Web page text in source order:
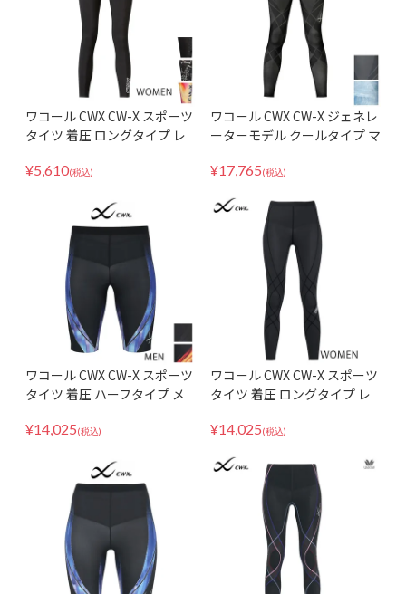
ワコール CWX CW-X スポーツ
タイツ 着圧 ロングタイプ レ
CY299
¥5,610(税込)
ワコール CWX CW-X ジェネレ
ーターモデル クールタイプ マ
O779
¥17,765(税込)
ワコール CWX CW-X スポーツ
タイツ 着圧 ハーフタイプ メ
モデル 2.0 HZO695 下半身サ
¥14,025(税込)
ワコール CWX CW-X スポーツ
タイツ 着圧 ロングタイプ レ
ル HZY669 下半身フルサポー
¥14,025(税込)